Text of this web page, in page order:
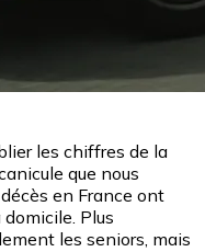
les chiffres de la
que nous
en France ont
Plus
les seniors, mais